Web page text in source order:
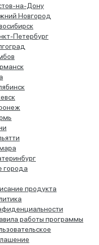
на-Дону
Новгород
Петербург
города
продукта
работы программы